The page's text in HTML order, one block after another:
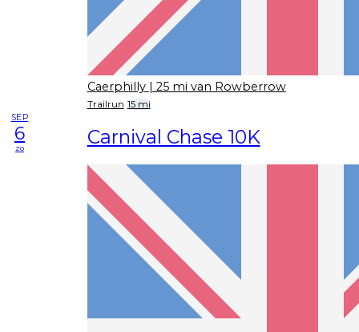
Caerphilly | 25 mi van Rowberrow
Trailrun 15 mi
SEP
6
zo Carnival Chase 10K